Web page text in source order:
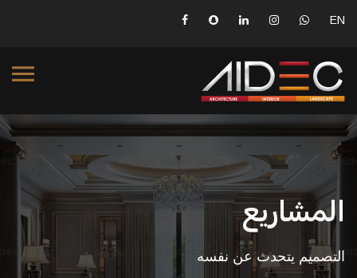
EN
المشاريع
التصميم يتحدث عن نفسه